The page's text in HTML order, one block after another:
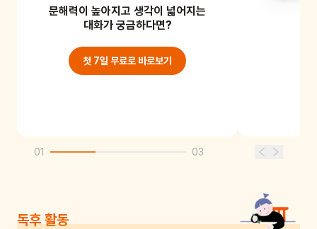
동물들이 있었어요.
문해력이 높아지고 생각이 넓어지는
대화가 궁금하다면?
첫 7일 무료로 바로보기
01 03
독후 활동